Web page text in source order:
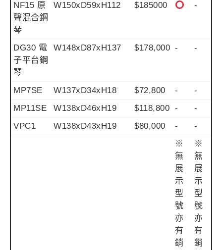
NF15 原
聲混合鋼
琴
W150xD59xH112 $185000 -
DG30 電
子平台鋼
琴
W148xD87xH137 $178,000 - -
MP7SE W137xD34xH18 $72,800 -
-
MP11SE
W138xD46xH19 $118,800 -
-
VPC1
W138xD43xH19 $80,000 -
-
※
無
展
示
型
號
亦
有
銷
※
無
展
示
型
號
亦
有
銷